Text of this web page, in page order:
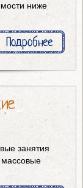
ниже
Подробнее
занятия
массовые